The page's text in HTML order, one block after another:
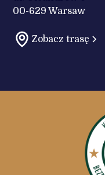
00-629 Warsaw
Zobacz trasę